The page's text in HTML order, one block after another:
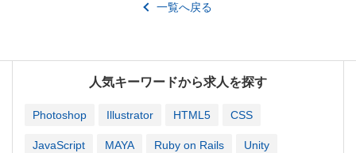
一覧へ戻る
人気キーワードから求人を探す
Photoshop Illustrator HTML5 CSS
JavaScript MAYA Ruby on Rails Unity